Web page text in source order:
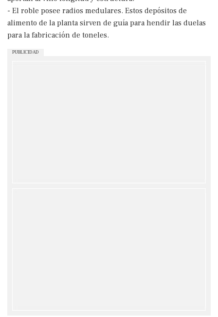
- El roble posee radios medulares. Estos depósitos de
alimento de la planta sirven de guía para hendir las duelas
para la fabricación de toneles.
PUBLICIDAD